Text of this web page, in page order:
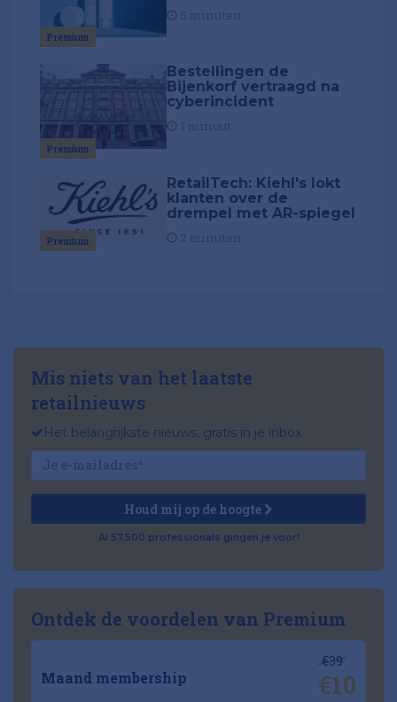
Premium
Premium
Bestellingen de
Bijenkorf vertraagd na
cyberincident
Premium
RetailTech: Kiehl's lokt
klanten over de
drempel met AR-spiegel
Mis niets van het laatste
retailnieuws
Het belangrijkste nieuws, gratis in je inbox
Houd mij op de hoogte
Al 57.500 professionals gingen je voor!
Ontdek de voordelen van Premium
Maand membership
€39
€10